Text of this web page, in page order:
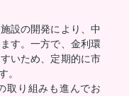
設の開発により、中
す。一方で、金利環
いため、定期的に市
。
取り組みも進んでお